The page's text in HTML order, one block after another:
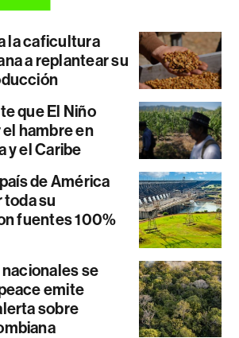
la caficultura
a replantear su
que El Niño
hambre en
y el Caribe
de América
toda su
fuentes 100%
se
emite
sobre